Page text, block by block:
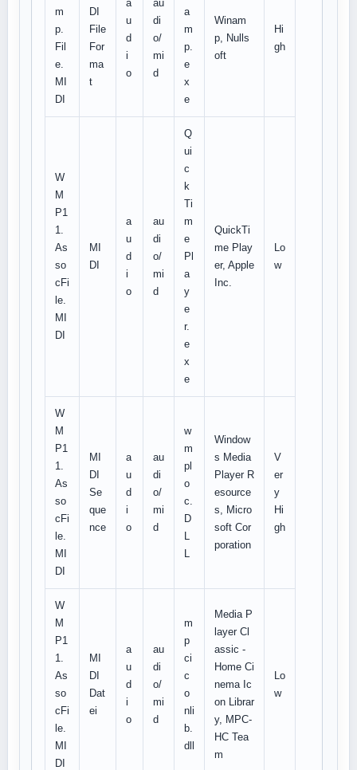
m
p.
Fil
e.
MI
DI
DI
File
For
ma
t
a
u
d
i
o
au
di
o/
mi
d
a
m
p.
e
x
e
Winam
p, Nulls
oft
Hi
gh
W
M
P1
1.
As
so
cFi
le.
MI
DI
MI
DI
a
u
d
i
o
au
di
o/
mi
d
Q
ui
c
k
Ti
m
e
Pl
a
y
e
r.
e
x
e
QuickTi
me Play
er, Apple
Inc.
Lo
w
W
M
P1
1.
As
so
cFi
le.
MI
DI
MI
DI
Se
que
nce
a
u
d
i
o
au
di
o/
mi
d
w
m
pl
o
c.
D
L
L
Window
s Media
Player R
esource
s, Micro
soft Cor
poration
V
er
y
Hi
gh
W
M
P1
1.
As
so
cFi
le.
MI
DI
MI
DI
Dat
ei
a
u
d
i
o
au
di
o/
mi
d
m
p
ci
c
o
nli
b.
dll
Media P
layer Cl
assic -
Home Ci
nema Ic
on Librar
y, MPC-
HC Tea
m
Lo
w